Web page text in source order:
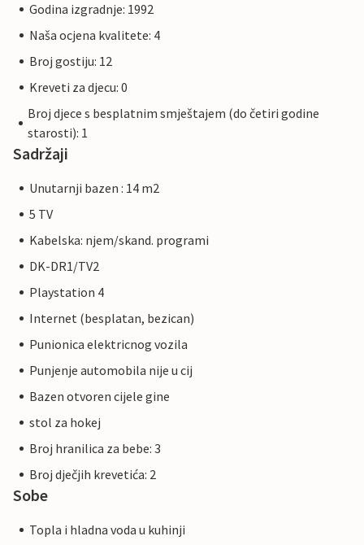
Godina izgradnje: 1992
Naša ocjena kvalitete: 4
Broj gostiju: 12
Kreveti za djecu: 0
Broj djece s besplatnim smještajem (do četiri godine
starosti): 1
Sadržaji
Unutarnji bazen : 14 m2
5 TV
Kabelska: njem/skand. programi
DK-DR1/TV2
Playstation 4
Internet (besplatan, bezican)
Punionica elektricnog vozila
Punjenje automobila nije u cij
Bazen otvoren cijele gine
stol za hokej
Broj hranilica za bebe: 3
Broj dječjih krevetića: 2
Sobe
Topla i hladna voda u kuhinji